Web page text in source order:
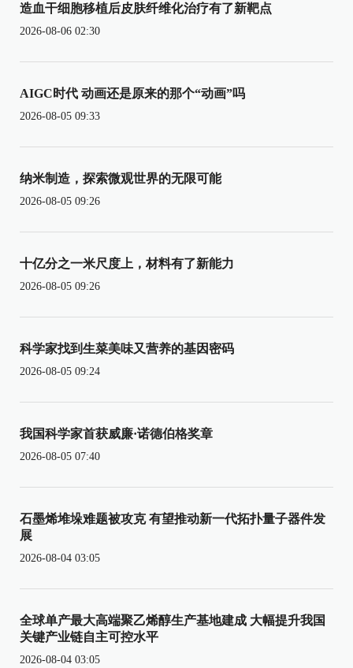
造血干细胞移植后皮肤纤维化治疗有了新靶点
2026-08-06 02:30
AIGC时代 动画还是原来的那个“动画”吗
2026-08-05 09:33
纳米制造，探索微观世界的无限可能
2026-08-05 09:26
十亿分之一米尺度上，材料有了新能力
2026-08-05 09:26
科学家找到生菜美味又营养的基因密码
2026-08-05 09:24
我国科学家首获威廉·诺德伯格奖章
2026-08-05 07:40
石墨烯堆垛难题被攻克 有望推动新一代拓扑量子器件发
展
2026-08-04 03:05
全球单产最大高端聚乙烯醇生产基地建成 大幅提升我国
关键产业链自主可控水平
2026-08-04 03:05